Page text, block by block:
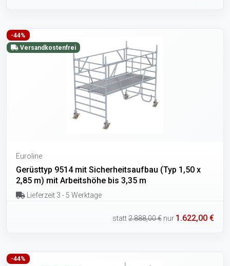
-44%
Versandkostenfrei
Euroline
Gerüsttyp 9514 mit Sicherheitsaufbau (Typ 1,50 x
2,85 m) mit Arbeitshöhe bis 3,35 m
Lieferzeit 3 - 5 Werktage
statt2.888,00 € nur 1.622,00 €
-44%